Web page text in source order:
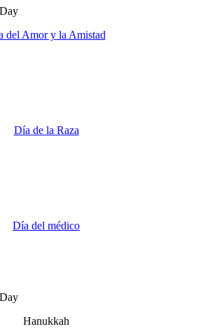
del Amor y la Amistad
Día de la Raza
Día del médico
Hanukkah